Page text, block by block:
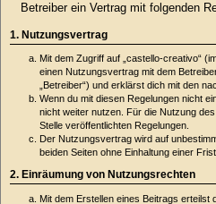
Betreiber ein Vertrag mit folgenden
1. Nutzungsvertrag
Mit dem Zugriff auf „castello-creativo“
einen Nutzungsvertrag mit dem
„Betreiber“) und erklärst dich mit den
Wenn du mit diesen Regelungen nicht
nicht weiter nutzen. Für die Nutzung
Stelle veröffentlichten Regelungen.
Der Nutzungsvertrag wird auf
beiden Seiten ohne Einhaltung einer
2. Einräumung von Nutzungsrechten
Mit dem Erstellen eines Beitrags erteilst